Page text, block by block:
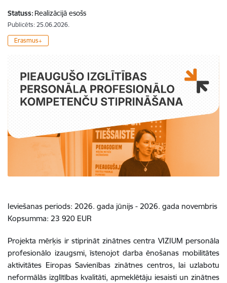
Statuss: Realizācijā esošs
Publicēts: 25.06.2026.
Erasmus+
Ieviešanas periods: 2026. gada jūnijs - 2026. gada novembris
Kopsumma: 23 920 EUR
Projekta mērķis ir stiprināt zinātnes centra VIZIUM personāla
profesionālo izaugsmi, īstenojot darba ēnošanas mobilitātes
aktivitātes Eiropas Savienības zinātnes centros, lai uzlabotu
neformālās izglītības kvalitāti, apmeklētāju iesaisti un zinātnes